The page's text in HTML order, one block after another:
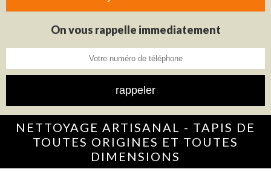
On vous rappelle immediatement
NETTOYAGE ARTISANAL - TAPIS DE
TOUTES ORIGINES ET TOUTES
DIMENSIONS